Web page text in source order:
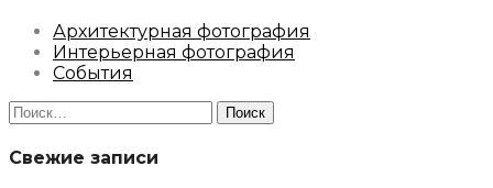
Архитектурная фотография
Интерьерная фотография
События
Найти:
Свежие записи